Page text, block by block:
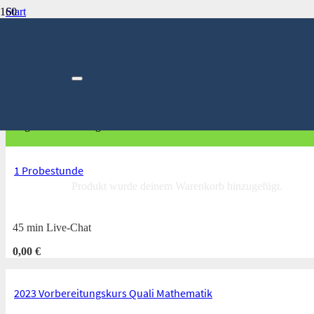
Start
1 Probestunde
45 min Live-Chat
0,00 €
2023 Vorbereitungskurs Quali Mathematik